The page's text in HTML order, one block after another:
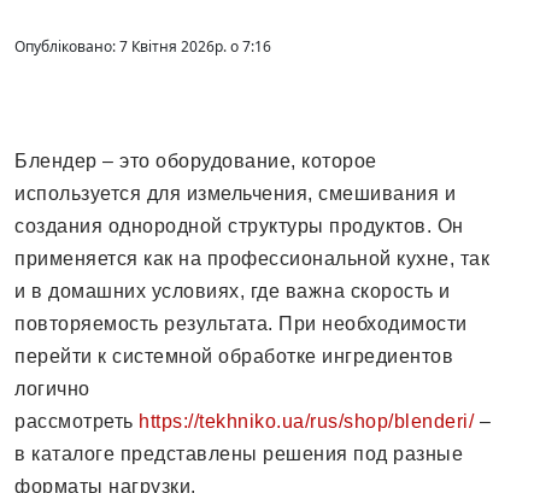
Опубліковано: 7 Квітня 2026р. о 7:16
Блендер – это оборудование, которое
используется для измельчения, смешивания и
создания однородной структуры продуктов. Он
применяется как на профессиональной кухне, так
и в домашних условиях, где важна скорость и
повторяемость результата. При необходимости
перейти к системной обработке ингредиентов
логично
рассмотреть https://tekhniko.ua/rus/shop/blenderi/–
в каталоге представлены решения под разные
форматы нагрузки.